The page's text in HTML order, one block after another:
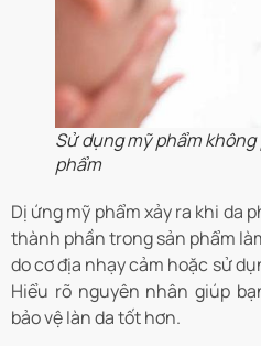
Sử dụng mỹ phẩm
phẩm
Dị ứng mỹ phẩm xảy ra khi da
thành phần trong sản phẩm
do cơ địa nhạy cảm hoặc sử
Hiểu rõ nguyên nhân giúp
bảo vệ làn da tốt hơn.